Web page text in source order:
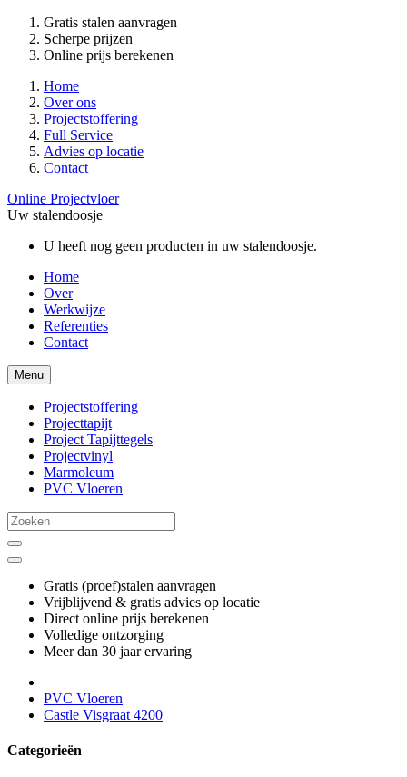
Gratis stalen aanvragen
Scherpe prijzen
Online prijs berekenen
Home
Over ons
Projectstoffering
Full Service
Advies op locatie
Contact
Online Projectvloer
Uw stalendoosje
U heeft nog geen producten in uw stalendoosje.
Home
Over
Werkwijze
Referenties
Contact
Menu
Projectstoffering
Projecttapijt
Project Tapijttegels
Projectvinyl
Marmoleum
PVC Vloeren
Gratis (proef)stalen aanvragen
Vrijblijvend & gratis advies op locatie
Direct online prijs berekenen
Volledige ontzorging
Meer dan 30 jaar ervaring
PVC Vloeren
Castle Visgraat 4200
Categorieën